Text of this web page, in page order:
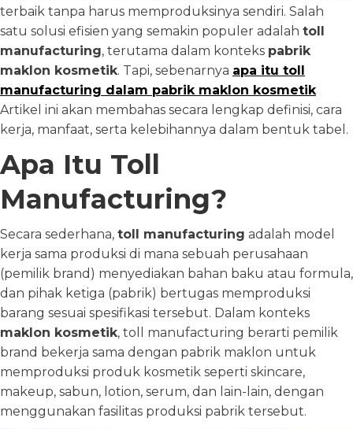
terbaik tanpa harus memproduksinya sendiri. Salah
satu solusi efisien yang semakin populer adalah toll
manufacturing, terutama dalam konteks pabrik
maklon kosmetik. Tapi, sebenarnya apa itu toll
manufacturing dalam pabrik maklon kosmetik
Artikel ini akan membahas secara lengkap definisi, cara
kerja, manfaat, serta kelebihannya dalam bentuk tabel.
Apa Itu Toll
Manufacturing?
Secara sederhana, toll manufacturing adalah model
kerja sama produksi di mana sebuah perusahaan
(pemilik brand) menyediakan bahan baku atau formula,
dan pihak ketiga (pabrik) bertugas memproduksi
barang sesuai spesifikasi tersebut. Dalam konteks
maklon kosmetik, toll manufacturing berarti pemilik
brand bekerja sama dengan pabrik maklon untuk
memproduksi produk kosmetik seperti skincare,
makeup, sabun, lotion, serum, dan lain-lain, dengan
menggunakan fasilitas produksi pabrik tersebut.